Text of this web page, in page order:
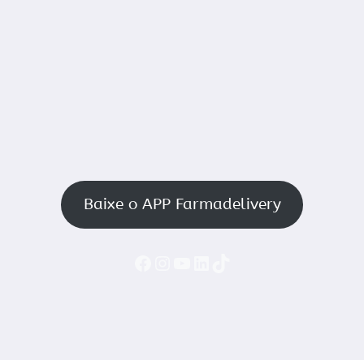
Baixe o APP Farmadelivery